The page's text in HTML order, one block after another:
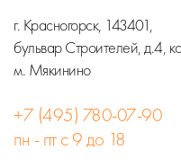
г. Красногорск, 143401,
бульвар Строителей, д.4,
м. Мякинино
+7 (495) 780-07-90
пн - пт с 9 до 18